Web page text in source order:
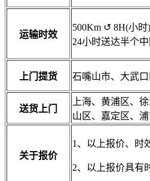
运输时效
500Km ↺ 8H(小时
24小时送达半个中
上门提货 石嘴山市、大武
送货上门
上海、黄浦区、
山区、嘉定区、
关于报价
1、以上报价、时
2、以上报价具有